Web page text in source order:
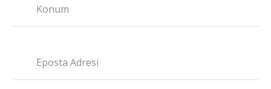
Konum
Eposta Adresi